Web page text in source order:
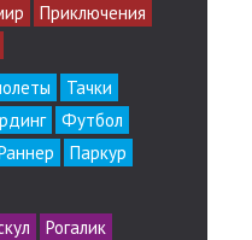
Приключения
Тачки
Футбол
Паркур
Рогалик